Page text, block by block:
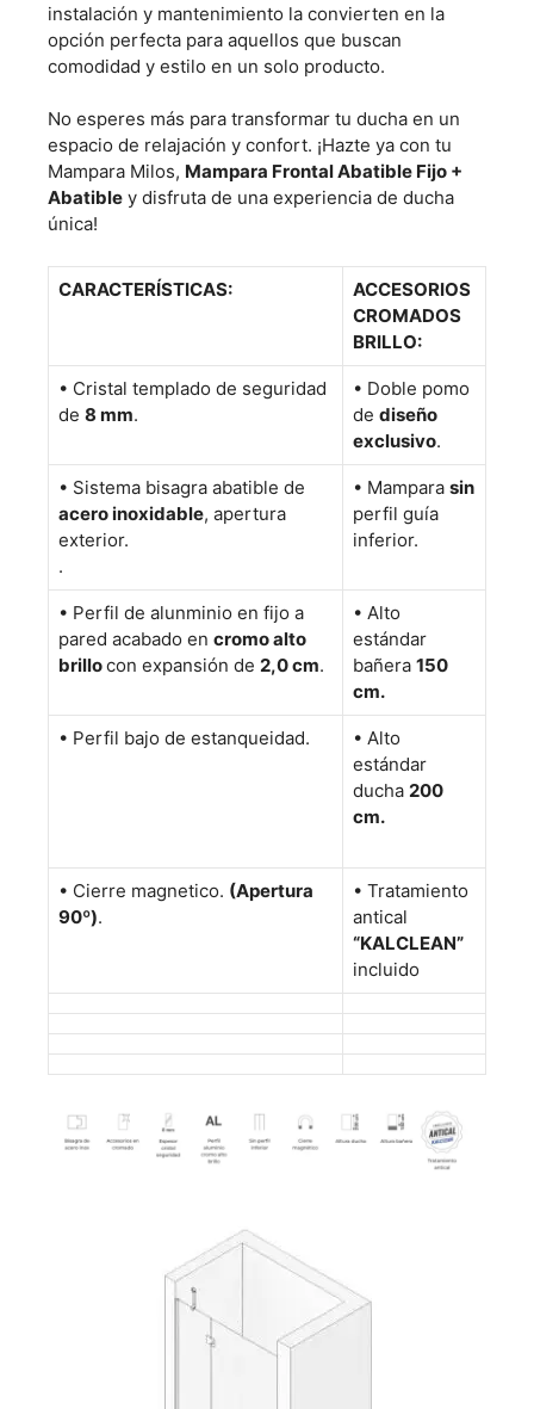
instalación y mantenimiento la convierten en la
opción perfecta para aquellos que buscan
comodidad y estilo en un solo producto.
No esperes más para transformar tu ducha en un
espacio de relajación y confort. ¡Hazte ya con tu
Mampara Milos, Mampara Frontal Abatible Fijo +
Abatible y disfruta de una experiencia de ducha
única!
CARACTERÍSTICAS:
ACCESORIOS
CROMADOS
BRILLO:
• Cristal templado de seguridad
de 8 mm.
• Doble pomo
de diseño
exclusivo.
• Sistema bisagra abatible de
acero inoxidable, apertura
exterior.
.
• Mampara sin
perfil guía
inferior.
• Perfil de alunminio en fijo a
pared acabado en cromo alto
brillocon expansión de 2,0 cm.
• Alto
estándar
bañera 150
cm.
• Perfil bajo de estanqueidad.
• Alto
estándar
ducha 200
cm.
• Cierre magnetico. (Apertura
90º).
• Tratamiento
antical
“KALCLEAN”
incluido